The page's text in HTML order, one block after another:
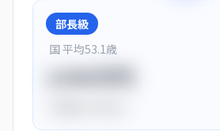
部長級
国 平均53.1歳